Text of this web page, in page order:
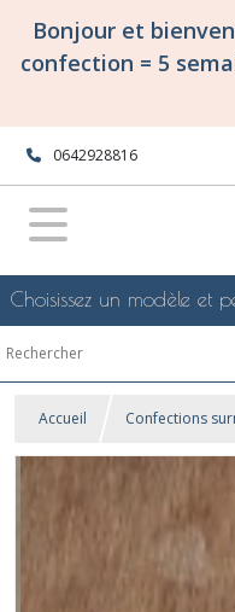
Bonjour et
confection = 5
0642928816
Choisissez un modèle et
Accueil Confections